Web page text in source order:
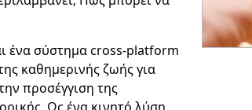
ένα σύστημα cross-platform
καθημερινής ζωής για
προσέγγιση της
Ως ένα κινητό λύση